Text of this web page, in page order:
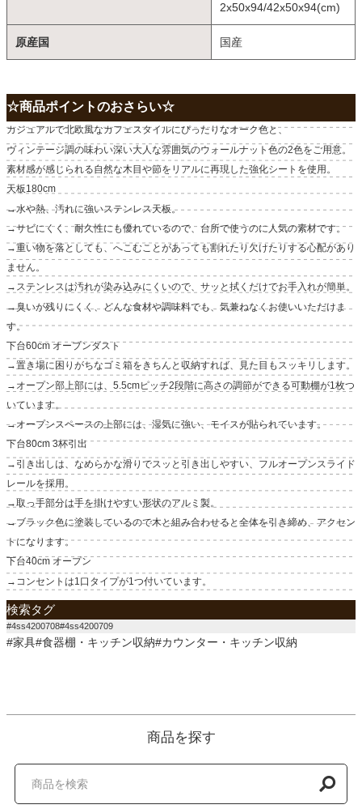
2x50x94/42x50x94(cm)
原産国 国産
☆商品ポイントのおさらい☆
カジュアルで北欧風なカフェスタイルにぴったりなオーク色と、
ヴィンテージ調の味わい深い大人な雰囲気のウォールナット色の2色をご用意。
素材感が感じられる自然な木目や節をリアルに再現した強化シートを使用。
天板180cm
→水や熱、汚れに強いステンレス天板。
→サビにくく、耐久性にも優れているので、台所で使うのに人気の素材です。
→重い物を落としても、へこむことがあっても割れたり欠けたりする心配があり
ません。
→ステンレスは汚れが染み込みにくいので、サッと拭くだけでお手入れが簡単。
→臭いが残りにくく、どんな食材や調味料でも、気兼ねなくお使いいただけま
す。
下台60cm オープンダスト
→置き場に困りがちなゴミ箱をきちんと収納すれば、見た目もスッキリします。
→オープン部上部には、5.5cmピッチ2段階に高さの調節ができる可動棚が1枚つ
いています。
→オープンスペースの上部には、湿気に強い、モイスが貼られています。
下台80cm 3杯引出
→引き出しは、なめらかな滑りでスッと引き出しやすい、フルオープンスライド
レールを採用。
→取っ手部分は手を掛けやすい形状のアルミ製。
→ブラック色に塗装しているので木と組み合わせると全体を引き締め、アクセン
トになります。
下台40cm オープン
→コンセントは1口タイプが1つ付いています。
検索タグ
#4ss4200708#4ss4200709
#家具#食器棚・キッチン収納#カウンター・キッチン収納
商品を探す